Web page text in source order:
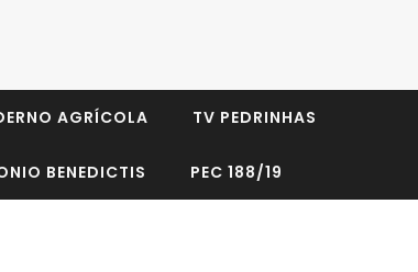
AGRÍCOLA TV PEDRINHAS
BENEDICTIS PEC 188/19